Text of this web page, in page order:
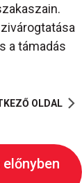
a támadás
OLDAL